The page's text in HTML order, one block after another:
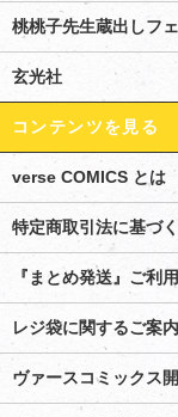
桃桃子先生蔵出しフ
玄光社
コンテンツを見る
verse COMICS とは
特定商取引法に基づ
『まとめ発送』ご利
レジ袋に関するご案内
ヴァースコミックス